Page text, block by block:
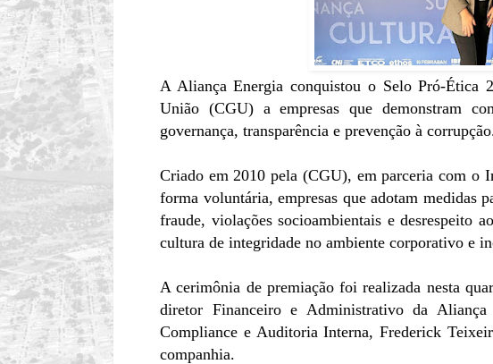
A Aliança Energia conquistou o Selo Pró-Ética
União (CGU) a empresas que demonstram
governança, transparência e prevenção à
Criado em 2010 pela (CGU), em parceria com o
forma voluntária, empresas que adotam medidas
fraude, violações socioambientais e desrespeito
cultura de integridade no ambiente corporativo e
A cerimônia de premiação foi realizada nesta
diretor Financeiro e Administrativo da
Compliance e Auditoria Interna, Frederick
companhia.